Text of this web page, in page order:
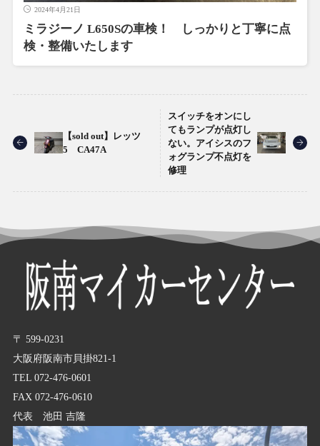
2024年4月21日
ミラジーノ L650Sの車検！ しっかりと丁寧に点
検・整備いたします
【sold out】レッツ
5 CA47A
スイッチをオンにし
てもランプが点灯し
ない。アイシスのフ
ォグランプ不点灯を
修理
〒 599-0231
大阪府阪南市貝掛821-1
TEL 072-476-0601
FAX 072-476-0610
代表 池田 吉隆